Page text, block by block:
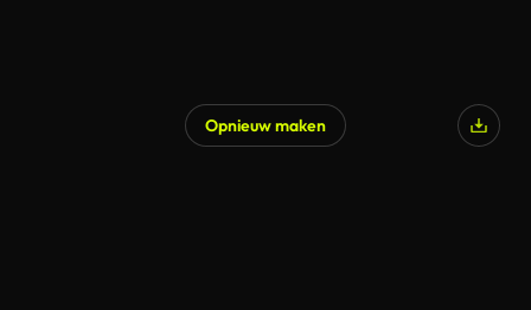
Opnieuw maken